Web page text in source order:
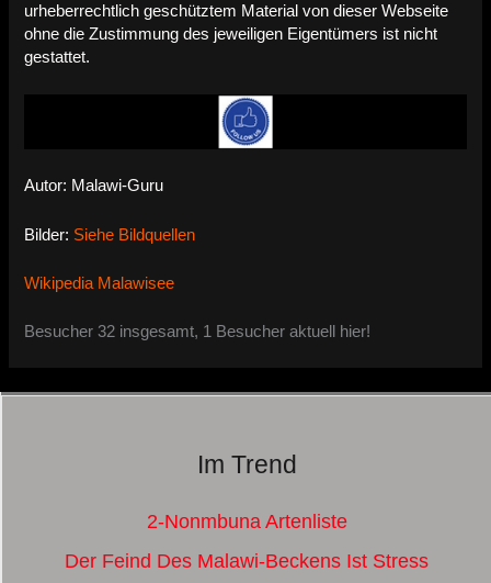
urheberrechtlich geschütztem Material von dieser Webseite
ohne die Zustimmung des jeweiligen Eigentümers ist nicht
gestattet.
Autor: Malawi-Guru
Bilder: Siehe Bildquellen
Wikipedia Malawisee
Besucher 32 insgesamt, 1 Besucher aktuell hier!
Im Trend
2-Nonmbuna Artenliste
Der Feind Des Malawi-Beckens Ist Stress